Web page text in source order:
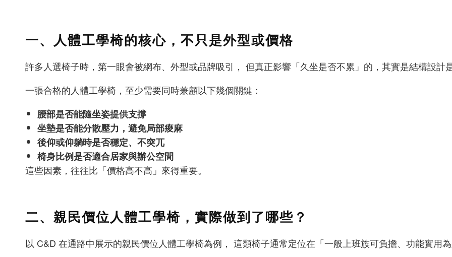
一、人體工學椅的核心，不只是外型或價格
許多人選椅子時，第一眼會被網布、外型或品牌吸引， 但真正影響「久坐是否不累」的，其實是結構設計
一張合格的人體工學椅，至少需要同時兼顧以下幾個關鍵：
腰部是否能隨坐姿提供支撐
坐墊是否能分散壓力，避免局部痠麻
後仰或仰躺時是否穩定、不突兀
椅身比例是否適合居家與辦公空間
這些因素，往往比「價格高不高」來得重要。
二、親民價位人體工學椅，實際做到了哪些？
以 C&D 在通路中展示的親民價位人體工學椅為例， 這類椅子通常定位在「一般上班族可負擔、功能實用